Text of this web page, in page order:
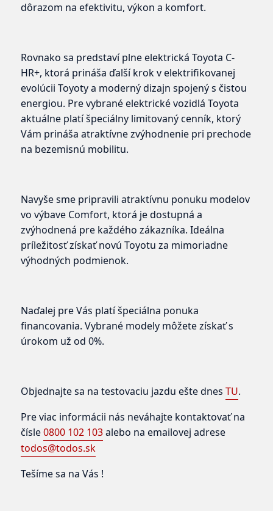
dôrazom na efektivitu, výkon a komfort.
Rovnako sa predstaví plne elektrická Toyota C-
HR+, ktorá prináša ďalší krok v elektrifikovanej
evolúcii Toyoty a moderný dizajn spojený s čistou
energiou. Pre vybrané elektrické vozidlá Toyota
aktuálne platí špeciálny limitovaný cenník, ktorý
Vám prináša atraktívne zvýhodnenie pri prechode
na bezemisnú mobilitu.
Navyše sme pripravili atraktívnu ponuku modelov
vo výbave Comfort, ktorá je dostupná a
zvýhodnená pre každého zákazníka. Ideálna
príležitosť získať novú Toyotu za mimoriadne
výhodných podmienok.
Naďalej pre Vás platí špeciálna ponuka
financovania. Vybrané modely môžete získať s
úrokom už od 0%.
Objednajte sa na testovaciu jazdu ešte dnes TU.
Pre viac informácii nás neváhajte kontaktovať na
čísle0800 102 103alebo na emailovej adrese
todos@todos.sk
Tešíme sa na Vás !